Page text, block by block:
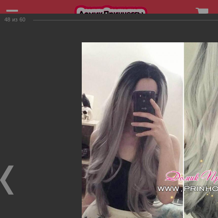
+7 (906) 253-43-48
Фотографии товаров Фото клиентоа
Фото клиентоа
15.08.2019
48 из 60